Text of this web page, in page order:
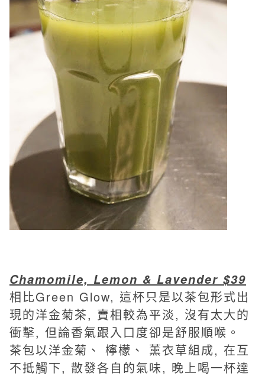
Chamomile, Lemon & Lavender $39
相比Green Glow, 這杯只是以茶包形式出
現的洋金菊茶, 賣相較為平淡, 沒有太大的
衝擊, 但論香氣跟入口度卻是舒服順喉。
茶包以洋金菊、 檸檬、 薰衣草組成, 在互
不抵觸下, 散發各自的氣味, 晚上喝一杯達